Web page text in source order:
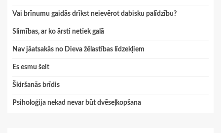
Vai brīnumu gaidās drīkst neievērot dabisku palīdzību?
Slimības, ar ko ārsti netiek galā
Nav jāatsakās no Dieva žēlastības līdzekļiem
Es esmu šeit
Škiršanās brīdis
Psiholoģija nekad nevar būt dvēseļkopšana